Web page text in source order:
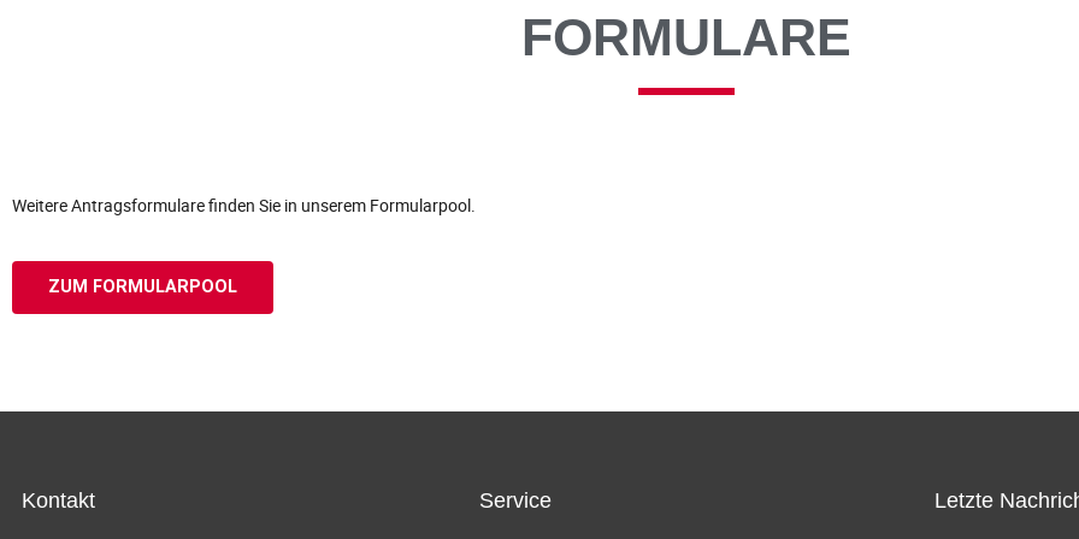
FORMULARE
Weitere Antragsformulare finden Sie in unserem Formularpool.
ZUM FORMULARPOOL
Kontakt Service Letzte